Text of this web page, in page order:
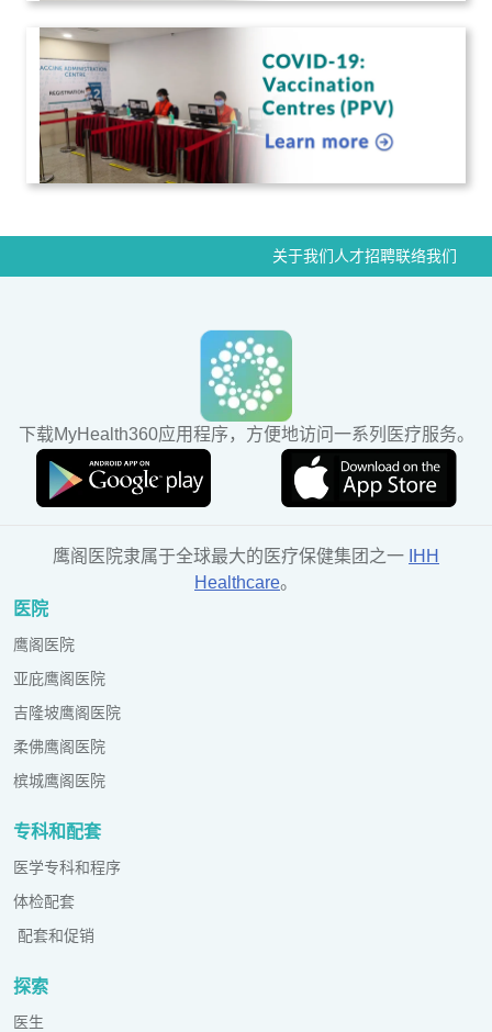
关于我们 人才招聘联络我们
下载MyHealth360应用程序，方便地访问一系列医疗服务。
鹰阁医院隶属于全球最大的医疗保健集团之一 IHH
Healthcare。
医院
鹰阁医院
亚庇鹰阁医院
吉隆坡鹰阁医院
柔佛鹰阁医院
槟城鹰阁医院
专科和配套
医学专科和程序
体检配套
配套和促销
探索
医生